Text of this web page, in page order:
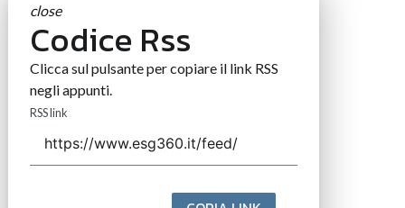
close
Codice Rss
Clicca sul pulsante per copiare il link RSS
negli appunti.
RSS link